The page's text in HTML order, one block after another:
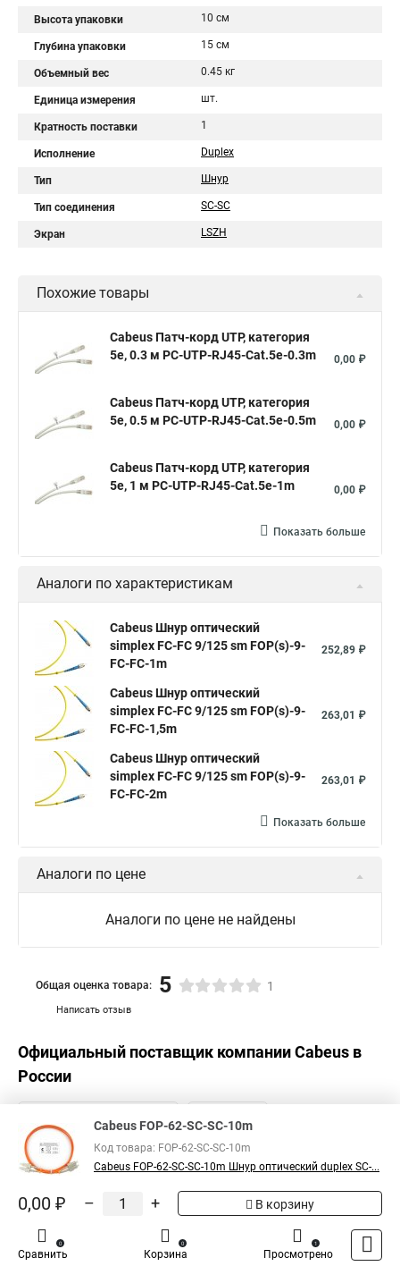
Высота упаковки 10 см
Глубина упаковки 15 см
Объемный вес 0.45 кг
Единица измерения шт.
Кратность поставки 1
Исполнение Duplex
Тип Шнур
Тип соединения SC-SC
Экран LSZH
Похожие товары
Cabeus Патч-корд UTP, категория
5e, 0.3 м PC-UTP-RJ45-Cat.5e-0.3m
0,00 ₽
Cabeus Патч-корд UTP, категория
5e, 0.5 м PC-UTP-RJ45-Cat.5e-0.5m
0,00 ₽
Cabeus Патч-корд UTP, категория
5e, 1 м PC-UTP-RJ45-Cat.5e-1m
0,00 ₽
Показать больше
Аналоги по характеристикам
Cabeus Шнур оптический
simplex FC-FC 9/125 sm FOP(s)-9-
FC-FC-1m
252,89 ₽
Cabeus Шнур оптический
simplex FC-FC 9/125 sm FOP(s)-9-
FC-FC-1,5m
263,01 ₽
Cabeus Шнур оптический
simplex FC-FC 9/125 sm FOP(s)-9-
FC-FC-2m
263,01 ₽
Показать больше
Аналоги по цене
Аналоги по цене не найдены
Написать отзыв
Общая оценка товара: 5 1
Официальный поставщик компанииCabeus в
России
Cabeus FOP-62-SC-SC-10m
Код товара: FOP-62-SC-SC-10m
Cabeus FOP-62-SC-SC-10m Шнур оптический duplex SC-...
0,00 ₽ – + В корзину
Сравнить
0
Корзина
0
Просмотрено
1